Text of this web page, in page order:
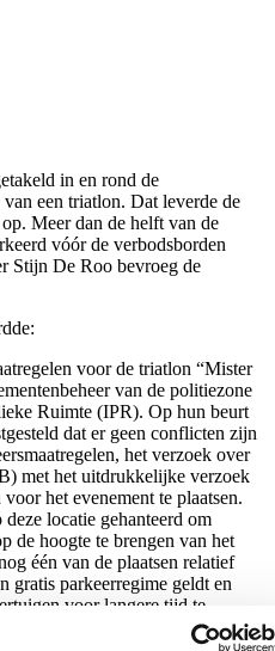
in en rond de
een triatlon. Dat leverde de
Meer dan de helft van de
vóór de verbodsborden
Stijn De Roo bevroeg de
voor de triatlon “Mister
van de politiezone
Ruimte (IPR). Op hun beurt
dat er geen conflicten zijn
het verzoek over
met het uitdrukkelijke verzoek
het evenement te plaatsen.
locatie gehanteerd om
de hoogte te brengen van het
één van de plaatsen relatief
gratis parkeerregime geldt en
voor langere tijd te